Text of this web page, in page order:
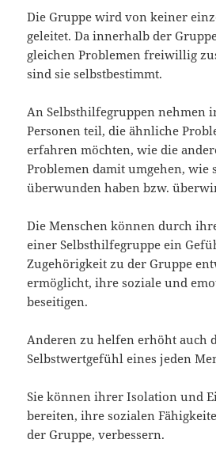
Die Gruppe wird von keiner
geleitet. Da innerhalb der
gleichen Problemen freiwillig
sind sie selbstbestimmt.
An Selbsthilfegruppen nehmen
Personen teil, die ähnliche
erfahren möchten, wie die
Problemen damit umgehen, wie
überwunden haben bzw.
Die Menschen können durch
einer Selbsthilfegruppe ein
Zugehörigkeit zu der Gruppe
ermöglicht, ihre soziale und
beseitigen.
Anderen zu helfen erhöht auch
Selbstwertgefühl eines jeden
Sie können ihrer Isolation und
bereiten, ihre sozialen
der Gruppe, verbessern.